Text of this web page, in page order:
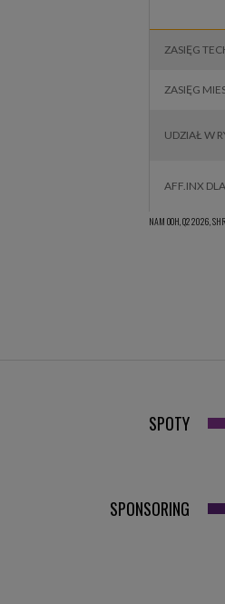
CTV
NAM OOH, Q2 2026,
ZASIĘG
ZASIĘG
UDZIAŁ W
AFF.INX
SPOTY
SPONSORING